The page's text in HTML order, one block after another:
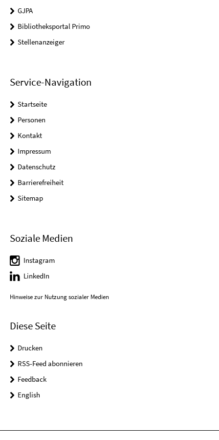
GJPA
Bibliotheksportal Primo
Stellenanzeiger
Service-Navigation
Startseite
Personen
Kontakt
Impressum
Datenschutz
Barrierefreiheit
Sitemap
Soziale Medien
Instagram
LinkedIn
Hinweise zur Nutzung sozialer Medien
Diese Seite
Drucken
RSS-Feed abonnieren
Feedback
English